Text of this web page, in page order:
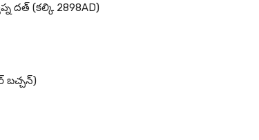
దత్ (కల్కి 2898AD)
బచ్చన్)